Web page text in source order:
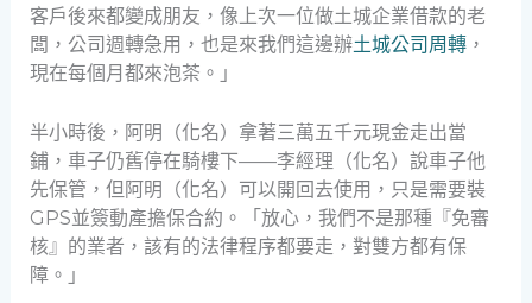
客戶後來都變成朋友，像上次一位做土城企業借款的老
闆，公司週轉急用，也是來我們這邊辦土城公司周轉，
現在每個月都來泡茶。」
半小時後，阿明（化名）拿著三萬五千元現金走出當
鋪，車子仍舊停在騎樓下——李經理（化名）說車子他
先保管，但阿明（化名）可以開回去使用，只是需要裝
GPS並簽動產擔保合約。「放心，我們不是那種『免審
核』的業者，該有的法律程序都要走，對雙方都有保
障。」